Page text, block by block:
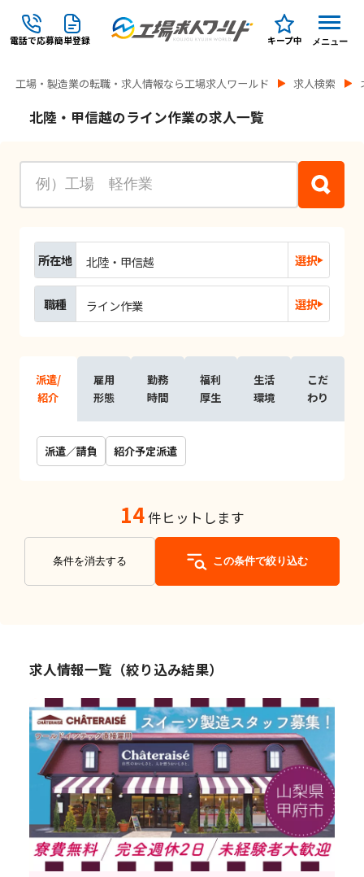
電話で応募簡単登録 キープ中 メニュー
工場・製造業の転職・求人情報なら工場求人ワールド 求人検索
北陸・甲信越のライン作業の求人一覧
所在地 北陸・甲信越 選択
職種 ライン作業 選択
派遣/
紹介
雇用
形態
勤務
時間
福利
厚生
生活
環境
こだ
わり
派遣／請負 紹介予定派遣
14件ヒットします
条件を消去する この条件で絞り込む
求人情報一覧（絞り込み結果）